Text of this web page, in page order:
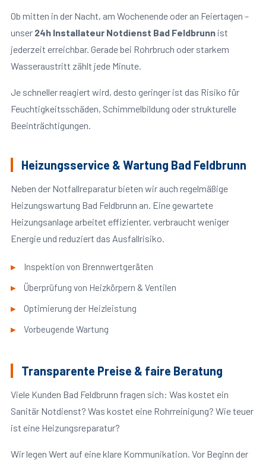
Ob mitten in der Nacht, am Wochenende oder an Feiertagen –
unser 24h Installateur Notdienst Bad Feldbrunnist
jederzeit erreichbar. Gerade bei Rohrbruch oder starkem
Wasseraustritt zählt jede Minute.
Je schneller reagiert wird, desto geringer ist das Risiko für
Feuchtigkeitsschäden, Schimmelbildung oder strukturelle
Beeinträchtigungen.
Heizungsservice & Wartung Bad Feldbrunn
Neben der Notfallreparatur bieten wir auch regelmäßige
Heizungswartung Bad Feldbrunn an. Eine gewartete
Heizungsanlage arbeitet effizienter, verbraucht weniger
Energie und reduziert das Ausfallrisiko.
Inspektion von Brennwertgeräten
Überprüfung von Heizkörpern & Ventilen
Optimierung der Heizleistung
Vorbeugende Wartung
Transparente Preise & faire Beratung
Viele Kunden Bad Feldbrunn fragen sich: Was kostet ein
Sanitär Notdienst? Was kostet eine Rohrreinigung? Wie teuer
ist eine Heizungsreparatur?
Wir legen Wert auf eine klare Kommunikation. Vor Beginn der